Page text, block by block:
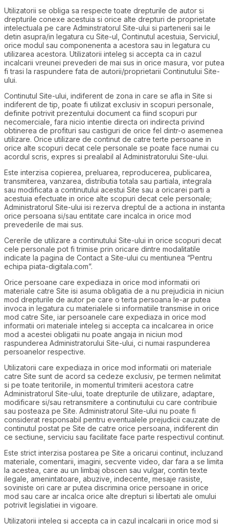
Utilizatorii se obliga sa respecte toate drepturile de autor si
drepturile conexe acestuia si orice alte drepturi de proprietate
intelectuala pe care Adminstratorul Site-ului si partenerii sai le
detin asupra/in legatura cu Site-ul, Continutul acestuia, Serviciul,
orice modul sau componenenta a acestora sau in legatura cu
utilizarea acestora. Utilizatorii inteleg si accepta ca in cazul
incalcarii vreunei prevederi de mai sus in orice masura, vor putea
fi trasi la raspundere fata de autorii/proprietarii Continutului Site-
ului.
Continutul Site-ului, indiferent de zona in care se afla in Site si
indiferent de tip, poate fi utilizat exclusiv in scopuri personale,
definite potrivit prezentului document ca fiind scopuri pur
necomerciale, fara nicio intentie directa ori indirecta privind
obtinerea de profituri sau castiguri de orice fel dintr-o asemenea
utilizare. Orice utilizare de continut de catre terte persoane in
orice alte scopuri decat cele personale se poate face numai cu
acordul scris, expres si prealabil al Administratorului Site-ului.
Este interzisa copierea, preluarea, reproducerea, publicarea,
transmiterea, vanzarea, distributia totala sau partiala, integrala
sau modificata a continutului acestui Site sau a oricarei parti a
acestuia efectuate in orice alte scopuri decat cele personale;
Administratorul Site-ului isi rezerva dreptul de a actiona in instanta
orice persoana si/sau entitate care incalca in orice mod
prevederile de mai sus.
Cererile de utilizare a continutului Site-ului in orice scopuri decat
cele personale pot fi trimise prin oricare dintre modalitatile
indicate la pagina de Contact a Site-ului cu mentiunea “Pentru
echipa piata-digitala.com”.
Orice persoane care expediaza in orice mod informatii ori
materiale catre Site isi asuma obligatia de a nu prejudicia in niciun
mod drepturile de autor pe care o terta persoana le-ar putea
invoca in legatura cu materialele si informatiile transmise in orice
mod catre Site, iar persoanele care expediaza in orice mod
informatii ori materiale inteleg si accepta ca incalcarea in orice
mod a acestei obligatii nu poate angaja in niciun mod
raspunderea Administratorului Site-ului, ci numai raspunderea
persoanelor respective.
Utilizatorii care expediaza in orice mod informatii ori materiale
catre Site sunt de acord sa cedeze exclusiv, pe termen nelimitat
si pe toate teritoriile, in momentul trimiterii acestora catre
Administratorul Site-ului, toate drepturile de utilizare, adaptare,
modificare si/sau retransmitere a continutului cu care contribuie
sau posteaza pe Site. Administratorul Site-ului nu poate fi
considerat responsabil pentru eventualele prejudicii cauzate de
continutul postat pe Site de catre orice persoana, indiferent din
ce sectiune, serviciu sau facilitate face parte respectivul continut.
Este strict interzisa postarea pe Site a oricarui continut, incluzand
materiale, comentarii, imagini, secvente video, dar fara a se limita
la acestea, care au un limbaj obscen sau vulgar, contin texte
ilegale, amenintatoare, abuzive, indecente, mesaje rasiste,
soviniste ori care ar putea discrimina orice persoane in orice
mod sau care ar incalca orice alte drepturi si libertati ale omului
potrivit legislatiei in vigoare.
Utilizatorii inteleg si accepta ca in cazul incalcarii in orice mod si